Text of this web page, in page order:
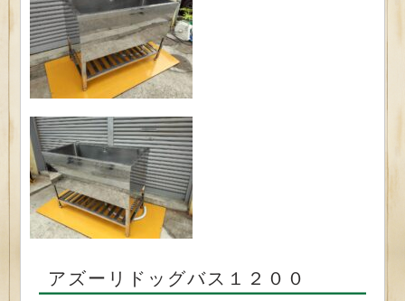
アズーリドッグバス１２００